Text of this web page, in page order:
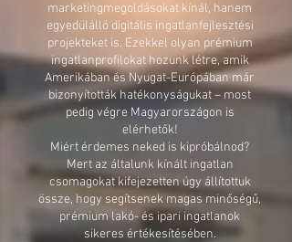
marketingmegoldásokat kínál, hanem
egyedülálló digitális ingatlanfejlesztési
projekteket is. Ezekkel olyan prémium
ingatlanprofilokat hozunk létre, amik
Amerikában és Nyugat-Európában már
bizonyították hatékonyságukat – most
pedig végre Magyarországon is
elérhetők!
Miért érdemes neked is kipróbálnod?
Mert az általunk kínált ingatlan
csomagokat kifejezetten úgy állítottuk
össze, hogy segítsenek magas minőségű,
prémium lakó- és ipari ingatlanok
sikeres értékesítésében.